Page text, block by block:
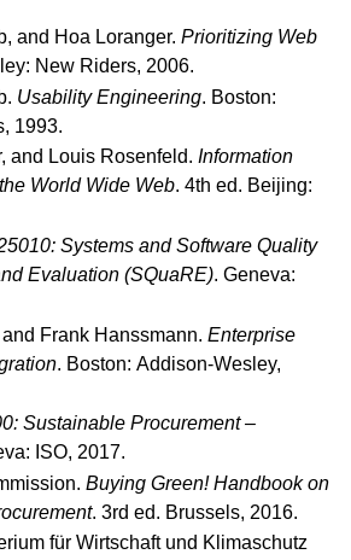
and Hoa Loranger. Prioritizing Web
New Riders, 2006.
Usability Engineering. Boston:
1993.
and Louis Rosenfeld. Information
World Wide Web. 4th ed. Beijing:
Systems and Software Quality
Evaluation (SQuaRE). Geneva:
Frank Hanssmann. Enterprise
. Boston: Addison-Wesley,
Sustainable Procurement –
ISO, 2017.
Buying Green! Handbook on
. 3rd ed. Brussels, 2016.
für Wirtschaft und Klimaschutz